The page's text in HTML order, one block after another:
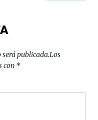
publicada.Los
con *